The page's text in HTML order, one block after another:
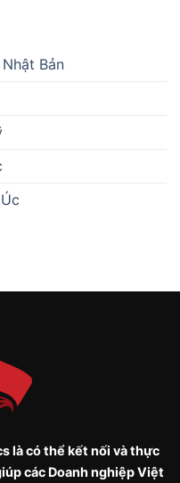
Bản
là có thể kết nối và thực
các Doanh nghiệp Việt